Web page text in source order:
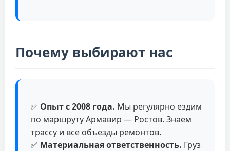
Почему выбирают нас
✅ Опыт с 2008 года. Мы регулярно ездим
по маршруту Армавир — Ростов. Знаем
трассу и все объезды ремонтов.
✅ Материальная ответственность. Груз